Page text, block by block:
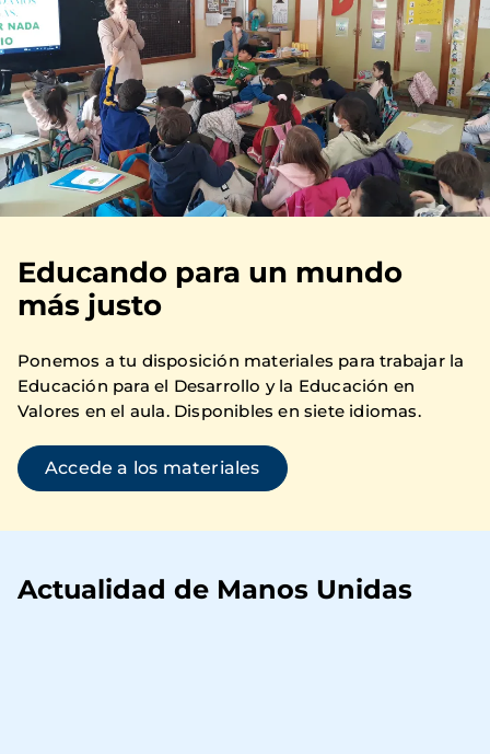
Educando para un mundo
más justo
Ponemos a tu disposición materiales para trabajar la
Educación para el Desarrollo y la Educación en
Valores en el aula. Disponibles en siete idiomas.
Accede a los materiales
Actualidad de Manos Unidas